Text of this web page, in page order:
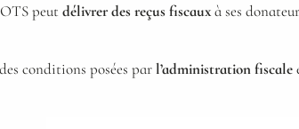
peut délivrer des reçus fiscauxà ses
conditions posées parl’administration fiscale